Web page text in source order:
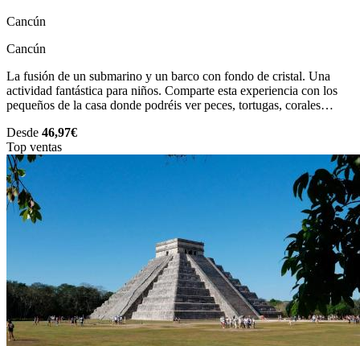
Cancún
Cancún
La fusión de un submarino y un barco con fondo de cristal. Una
actividad fantástica para niños. Comparte esta experiencia con los
pequeños de la casa donde podréis ver peces, tortugas, corales…
Desde 46,97€
Top ventas